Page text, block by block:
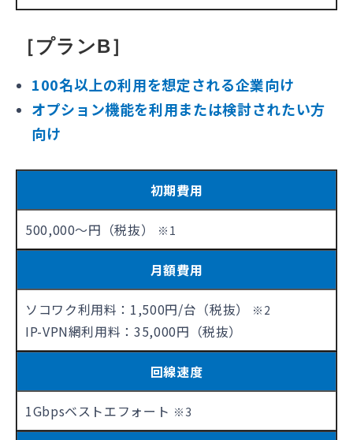
［プランB］
100名以上の利用を想定される企業向け
オプション機能を利用または検討されたい方
向け
初期費用
500,000～円（税抜） ※1
月額費用
ソコワク利用料：1,500円/台（税抜） ※2
IP-VPN網利用料：35,000円（税抜）
回線速度
1Gbpsベストエフォート ※3